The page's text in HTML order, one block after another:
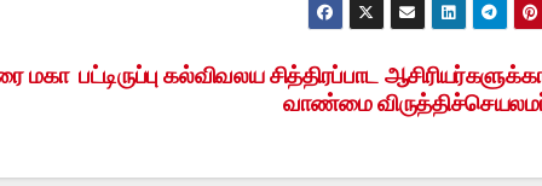
பட்டிருப்பு கல்விவலய சித்திரப்பாட
வாண்மை
மகா